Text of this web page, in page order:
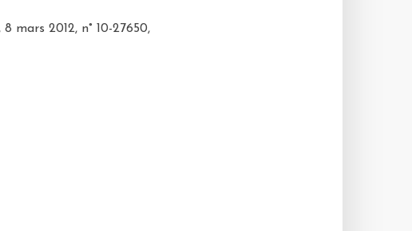
mars 2012, n° 10-27650,